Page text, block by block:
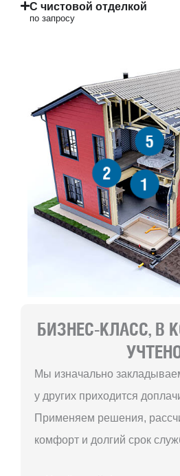
С чистовой отделкой
по запросу
1
2
5
БИЗНЕС-КЛАСС, В
Мы изначально
у других приходится
Применяем решения,
комфорт и долгий срок